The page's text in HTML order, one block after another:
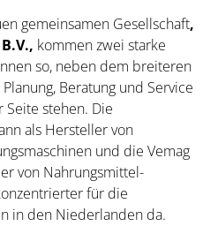
gemeinsamen Gesellschaft,
kommen zwei starke
so, neben dem breiteren
Beratung und Service
stehen. Die
als Hersteller von
und die Vemag
von Nahrungsmittel-
für die
in den Niederlanden da.